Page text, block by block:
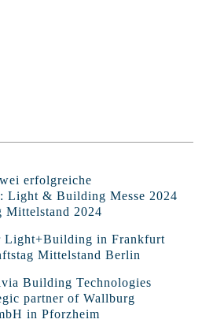
erfolgreiche
Light & Building Messe 2024
Mittelstand 2024
Light+Building in Frankfurt
Mittelstand Berlin
Building Technologies
partner of Wallburg
in Pforzheim